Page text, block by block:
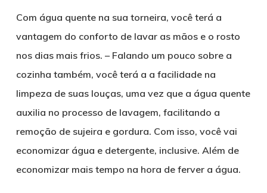
Com água quente na sua torneira, você terá a
vantagem do conforto de lavar as mãos e o rosto
nos dias mais frios. – Falando um pouco sobre a
cozinha também, você terá a a facilidade na
limpeza de suas louças, uma vez que a água quente
auxilia no processo de lavagem, facilitando a
remoção de sujeira e gordura. Com isso, você vai
economizar água e detergente, inclusive. Além de
economizar mais tempo na hora de ferver a água.